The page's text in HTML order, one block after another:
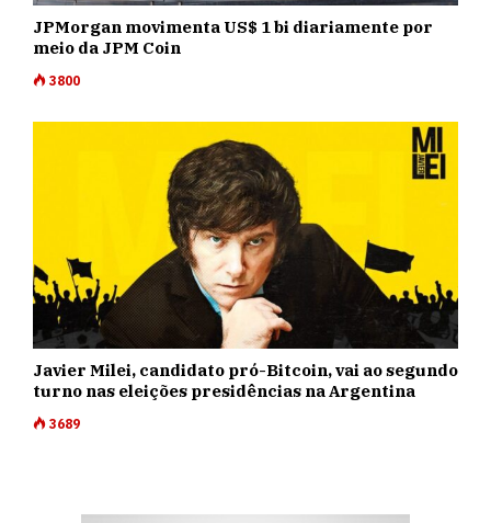
JPMorgan movimenta US$ 1 bi diariamente por
meio da JPM Coin
3800
Javier Milei, candidato pró-Bitcoin, vai ao segundo
turno nas eleições presidências na Argentina
3689